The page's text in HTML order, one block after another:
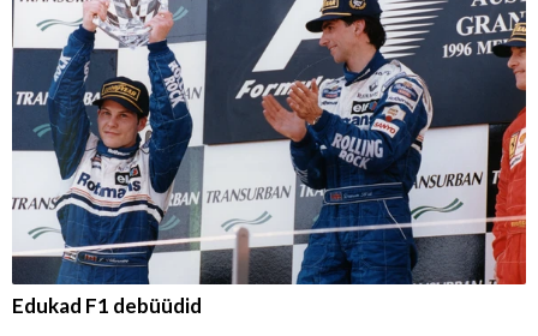
Edukad F1 debüüdid